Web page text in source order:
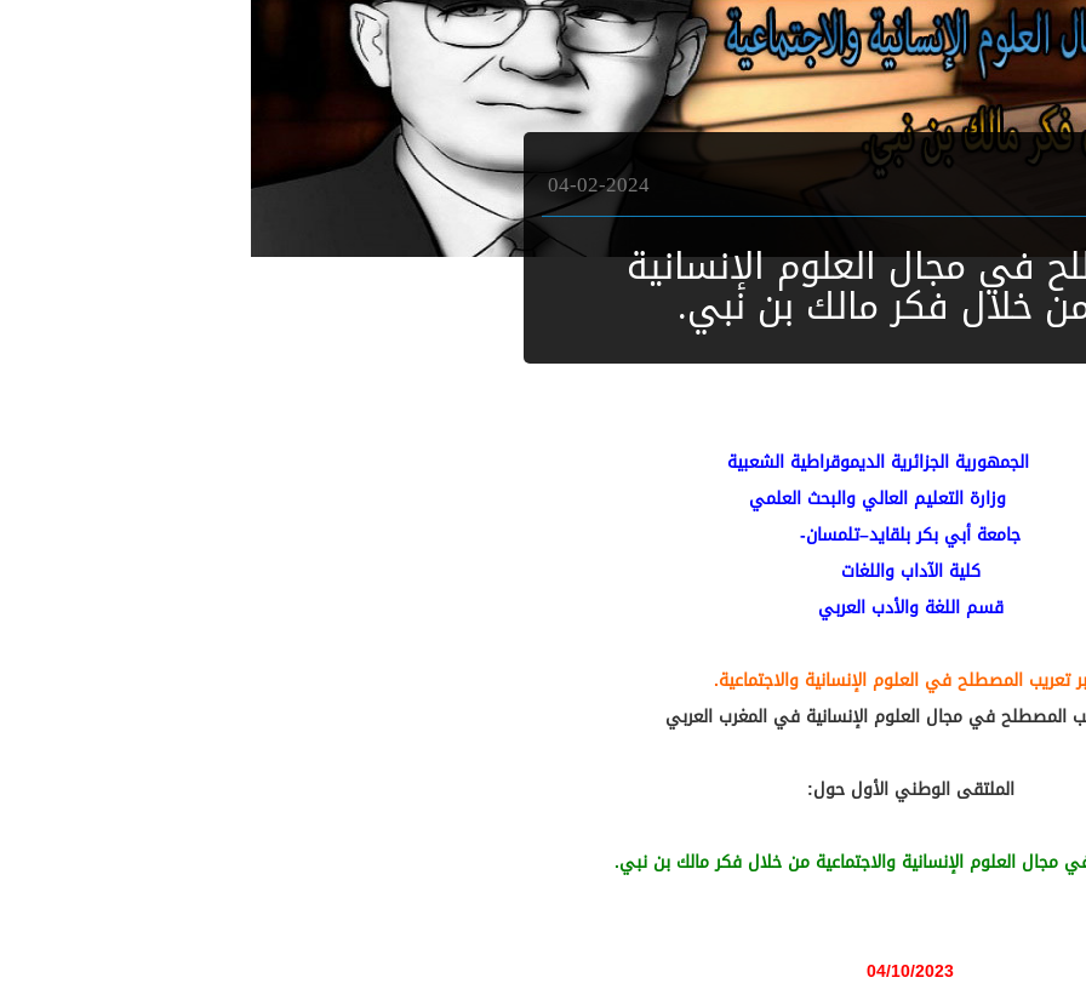
04-02-2024
في مجال العلوم الإنسانية
خلال فكر مالك بن نبي.
الجمهورية الجزائرية الديموقراطية الشعبية
وزارة التعليم العالي والبحث العلمي
جامعة أبي بكر بلقايد–تلمسان-
كلية الآداب واللغات
قسم اللغة والأدب العربي
تعريب المصطلح في العلوم الإنسانية والاجتماعية.
المصطلح في مجال العلوم الإنسانية في المغرب العربي
الملتقى الوطني الأول حول:
العلوم الإنسانية والاجتماعية من خلال فكر مالك بن نبي.
04/10/2023